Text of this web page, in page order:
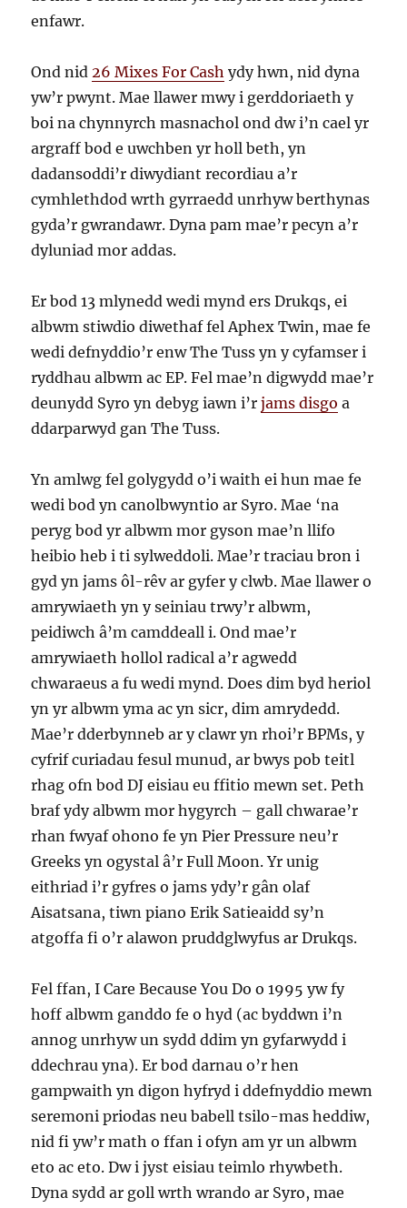
enfawr.
Ond nid26 Mixes For Cash ydy hwn, nid dyna
yw’r pwynt. Mae llawer mwy i gerddoriaeth y
boi na chynnyrch masnachol ond dw i’n cael yr
argraff bod e uwchben yr holl beth, yn
dadansoddi’r diwydiant recordiau a’r
cymhlethdod wrth gyrraedd unrhyw berthynas
gyda’r gwrandawr. Dyna pam mae’r pecyn a’r
dyluniad mor addas.
Er bod 13 mlynedd wedi mynd ers Drukqs, ei
albwm stiwdio diwethaf fel Aphex Twin, mae fe
wedi defnyddio’r enw The Tuss yn y cyfamser i
ryddhau albwm ac EP. Fel mae’n digwydd mae’r
deunydd Syro yn debyg iawn i’rjams disgo a
ddarparwyd gan The Tuss.
Yn amlwg fel golygydd o’i waith ei hun mae fe
wedi bod yn canolbwyntio ar Syro. Mae ‘na
peryg bod yr albwm mor gyson mae’n llifo
heibio heb i ti sylweddoli. Mae’r traciau bron i
gyd yn jams ôl-rêv ar gyfer y clwb. Mae llawer o
amrywiaeth yn y seiniau trwy’r albwm,
peidiwch â’m camddeall i. Ond mae’r
amrywiaeth hollol radical a’r agwedd
chwaraeus a fu wedi mynd. Does dim byd heriol
yn yr albwm yma ac yn sicr, dim amrydedd.
Mae’r dderbynneb ar y clawr yn rhoi’r BPMs, y
cyfrif curiadau fesul munud, ar bwys pob teitl
rhag ofn bod DJ eisiau eu ffitio mewn set. Peth
braf ydy albwm mor hygyrch – gall chwarae’r
rhan fwyaf ohono fe yn Pier Pressure neu’r
Greeks yn ogystal â’r Full Moon. Yr unig
eithriad i’r gyfres o jams ydy’r gân olaf
Aisatsana, tiwn piano Erik Satieaidd sy’n
atgoffa fi o’r alawon pruddglwyfus ar Drukqs.
Fel ffan, I Care Because You Do o 1995 yw fy
hoff albwm ganddo fe o hyd (ac byddwn i’n
annog unrhyw un sydd ddim yn gyfarwydd i
ddechrau yna). Er bod darnau o’r hen
gampwaith yn digon hyfryd i ddefnyddio mewn
seremoni priodas neu babell tsilo-mas heddiw,
nid fi yw’r math o ffan i ofyn am yr un albwm
eto ac eto. Dw i jyst eisiau teimlo rhywbeth.
Dyna sydd ar goll wrth wrando ar Syro, mae